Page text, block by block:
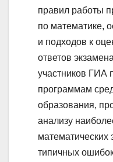
правил работы
по математике,
и подходов к
ответов
участников ГИА
программам
образования,
анализу
математических
типичных